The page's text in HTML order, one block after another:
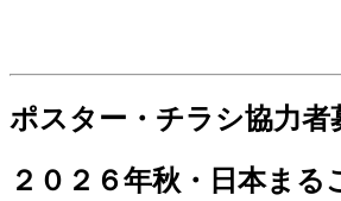
ポスター・チラシ協力者
２０２６年秋・日本まる